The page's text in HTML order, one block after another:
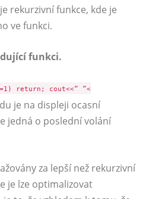
rekurzivní funkce, kde je
ve funkci.
funkci.
return; cout<<” ”<
je na displeji ocasní
jedná o poslední volání
za lepší než rekurzivní
je lze optimalizovat